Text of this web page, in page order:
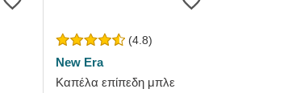
(4.8)
New Era
Καπέλα επίπεδη μπλε